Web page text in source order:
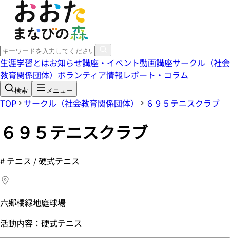
生涯学習とはお知らせ講座・イベント動画講座サークル（社会
教育関係団体） ボランティア情報レポート・コラム
検索 メニュー
TOP サークル（社会教育関係団体） ６９５テニスクラブ
６９５テニスクラブ
# テニス / 硬式テニス
六郷橋緑地庭球場
活動内容：硬式テニス